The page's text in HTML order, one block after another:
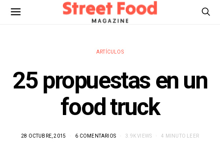
ARTÍCULOS
25 propuestas en un
food truck
28 OCTUBRE, 2015 6 COMENTARIOS 3.9K VIEWS 4 MINUTO LEER